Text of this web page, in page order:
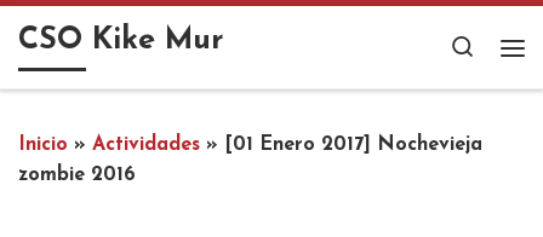
Saltar al contenido
CSO Kike Mur
Search
Inicio » Actividades »
[01 Enero 2017] Nochevieja
zombie 2016